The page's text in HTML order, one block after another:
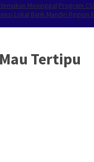
Meninggal Program
Lokal Bank Mandiri Region
Tertipu